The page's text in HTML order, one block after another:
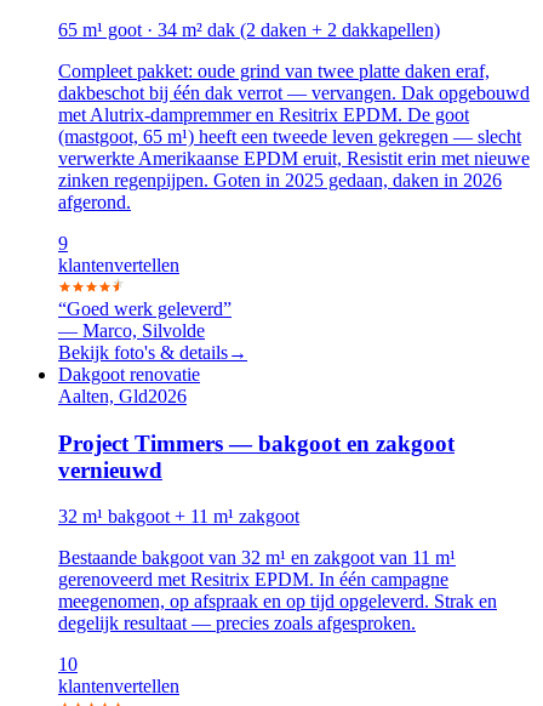
65 m¹ goot · 34 m² dak (2 daken + 2 dakkapellen)
Compleet pakket: oude grind van twee platte daken eraf,
dakbeschot bij één dak verrot — vervangen. Dak opgebouwd
met Alutrix-dampremmer en Resitrix EPDM. De goot
(mastgoot, 65 m¹) heeft een tweede leven gekregen — slecht
verwerkte Amerikaanse EPDM eruit, Resistit erin met nieuwe
zinken regenpijpen. Goten in 2025 gedaan, daken in 2026
afgerond.
9
klantenvertellen
“Goed werk geleverd”
— Marco, Silvolde
Bekijk foto's & details→
Dakgoot renovatie
Aalten, Gld2026
Project Timmers — bakgoot en zakgoot
vernieuwd
32 m¹ bakgoot + 11 m¹ zakgoot
Bestaande bakgoot van 32 m¹ en zakgoot van 11 m¹
gerenoveerd met Resitrix EPDM. In één campagne
meegenomen, op afspraak en op tijd opgeleverd. Strak en
degelijk resultaat — precies zoals afgesproken.
10
klantenvertellen